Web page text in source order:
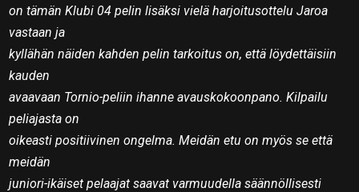
on tämän Klubi 04 pelin lisäksi vielä harjoitusottelu Jaroa
vastaan ja
kyllähän näiden kahden pelin tarkoitus on, että löydettäisiin
kauden
avaavaan Tornio-peliin ihanne avauskokoonpano. Kilpailu
peliajasta on
oikeasti positiivinen ongelma. Meidän etu on myös se että
meidän
juniori-ikäiset pelaajat saavat varmuudella säännöllisesti